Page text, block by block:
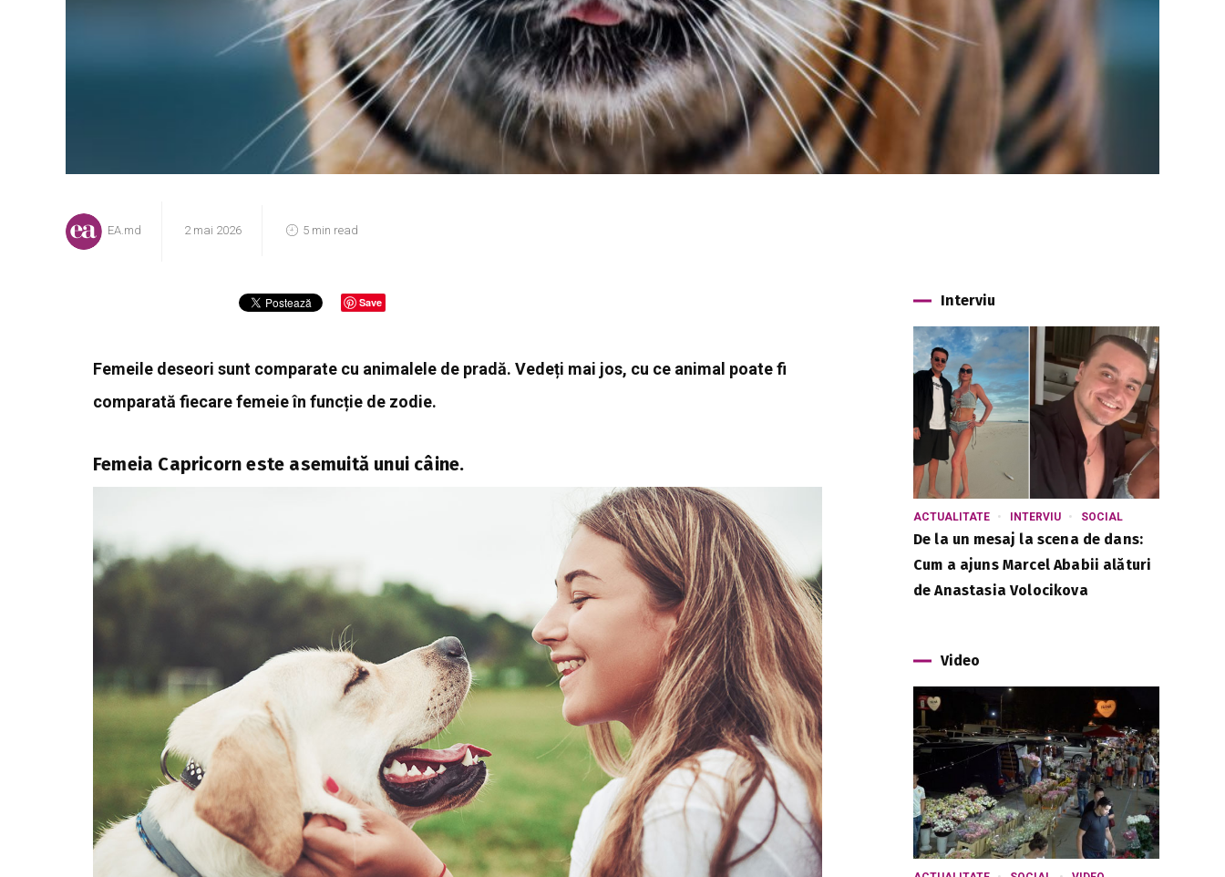
EA.md 2 mai 2026 5 min read
Save
Femeile deseori sunt comparate cu animalele de pradă. Vedeți mai jos, cu ce animal poate fi
comparată fiecare femeie în funcție de zodie.
Femeia Capricorn este asemuită unui câine.
Interviu
ACTUALITATE INTERVIU SOCIAL
De la un mesaj la scena de dans:
Cum a ajuns Marcel Ababii alături
de Anastasia Volocikova
Video